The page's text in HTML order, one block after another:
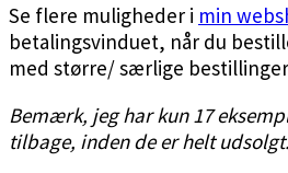
Se flere muligheder i min
betalingsvinduet, når du
med større/ særlige
Bemærk, jeg har kun 17
tilbage, inden de er helt udsolgt.